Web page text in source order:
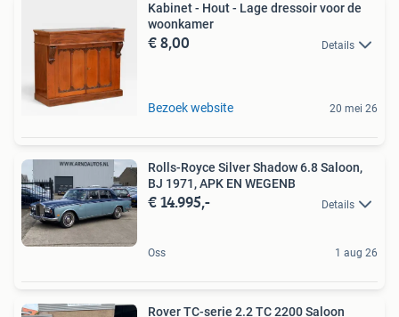
Kabinet - Hout - Lage dressoir voor de
woonkamer
€ 8,00 Details
Bezoek website 20 mei 26
Rolls-Royce Silver Shadow 6.8 Saloon,
BJ 1971, APK EN WEGENB
€ 14.995,- Details
Oss 1 aug 26
Rover TC-serie 2.2 TC 2200 Saloon